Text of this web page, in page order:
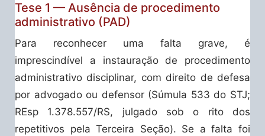
Tese 1 — Ausência de procedimento
administrativo (PAD)
Para reconhecer uma falta grave, é
imprescindível a instauração de procedimento
administrativo disciplinar, com direito de defesa
por advogado ou defensor (Súmula 533 do STJ;
REsp 1.378.557/RS, julgado sob o rito dos
repetitivos pela Terceira Seção). Se a falta foi